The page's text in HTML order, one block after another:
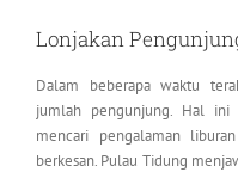
Lonjakan
Dalam beberapa waktu
jumlah pengunjung. Hal ini
mencari pengalaman
berkesan. Pulau Tidung